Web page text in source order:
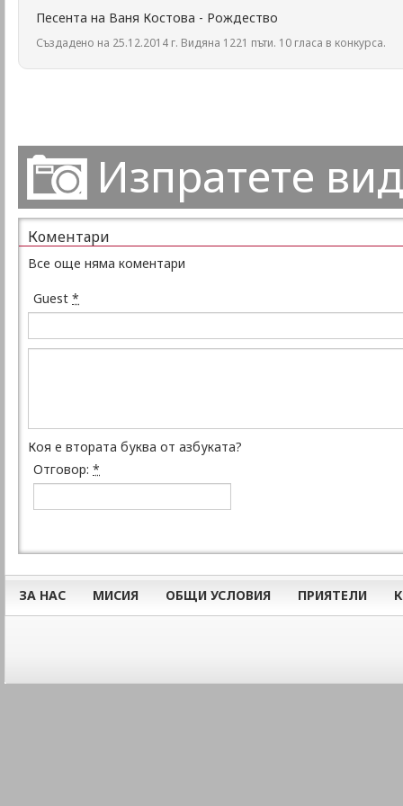
Песента на Ваня Костова - Рождество
Създадено на 25.12.2014 г. Видяна 1221 пъти. 10 гласа в конкурса.
Изпратете
Коментари
Все още няма коментари
Guest *
Коя е втората буква от азбуката?
Отговор: *
ЗА НАС МИСИЯ ОБЩИ УСЛОВИЯ ПРИЯТЕЛИ